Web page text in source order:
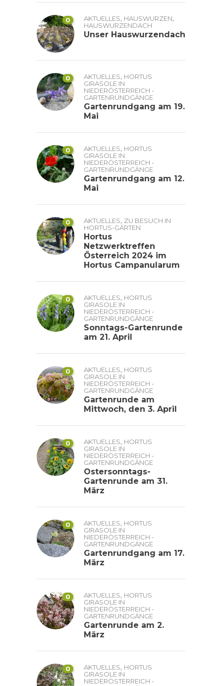
0 AKTUELLES, HAUSWURZEN,
HAUSWURZENDACH
Unser Hauswurzendach
0 AKTUELLES, HORTUS
GIRASOLE IN
NIEDERÖSTERREICH -
GARTENRUNDGÄNGE
Gartenrundgang am 19.
Mai
0 AKTUELLES, HORTUS
GIRASOLE IN
NIEDERÖSTERREICH -
GARTENRUNDGÄNGE
Gartenrundgang am 12.
Mai
0 AKTUELLES, ZU BESUCH IN
HORTUS-GÄRTEN
Hortus
Netzwerktreffen
Österreich 2024 im
Hortus Campanularum
0 AKTUELLES, HORTUS
GIRASOLE IN
NIEDERÖSTERREICH -
GARTENRUNDGÄNGE
Sonntags-Gartenrunde
am 21. April
0 AKTUELLES, HORTUS
GIRASOLE IN
NIEDERÖSTERREICH -
GARTENRUNDGÄNGE
Gartenrunde am
Mittwoch, den 3. April
0 AKTUELLES, HORTUS
GIRASOLE IN
NIEDERÖSTERREICH -
GARTENRUNDGÄNGE
Ostersonntags-
Gartenrunde am 31.
März
0 AKTUELLES, HORTUS
GIRASOLE IN
NIEDERÖSTERREICH -
GARTENRUNDGÄNGE
Gartenrundgang am 17.
März
0 AKTUELLES, HORTUS
GIRASOLE IN
NIEDERÖSTERREICH -
GARTENRUNDGÄNGE
Gartenrunde am 2.
März
0 AKTUELLES, HORTUS
GIRASOLE IN
NIEDERÖSTERREICH -